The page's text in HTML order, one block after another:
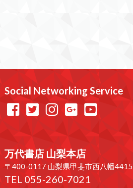
Social Networking Service
万代書店 山梨本店
〒400-0117 山梨県甲斐市西八幡4415
TEL 055-260-7021